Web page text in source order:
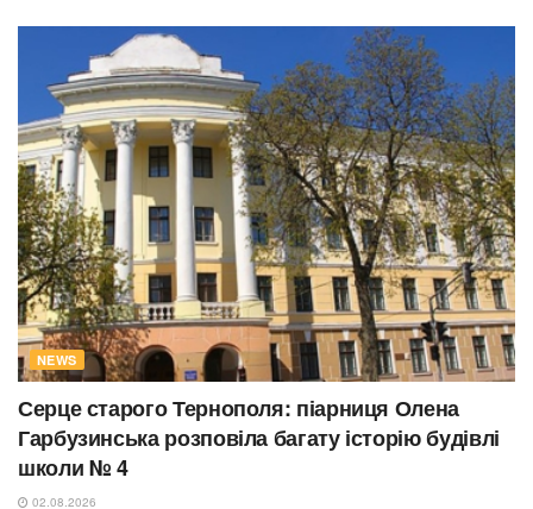
NEWS
Серце старого Тернополя: піарниця Олена
Гарбузинська розповіла багату історію будівлі
школи № 4
02.08.2026